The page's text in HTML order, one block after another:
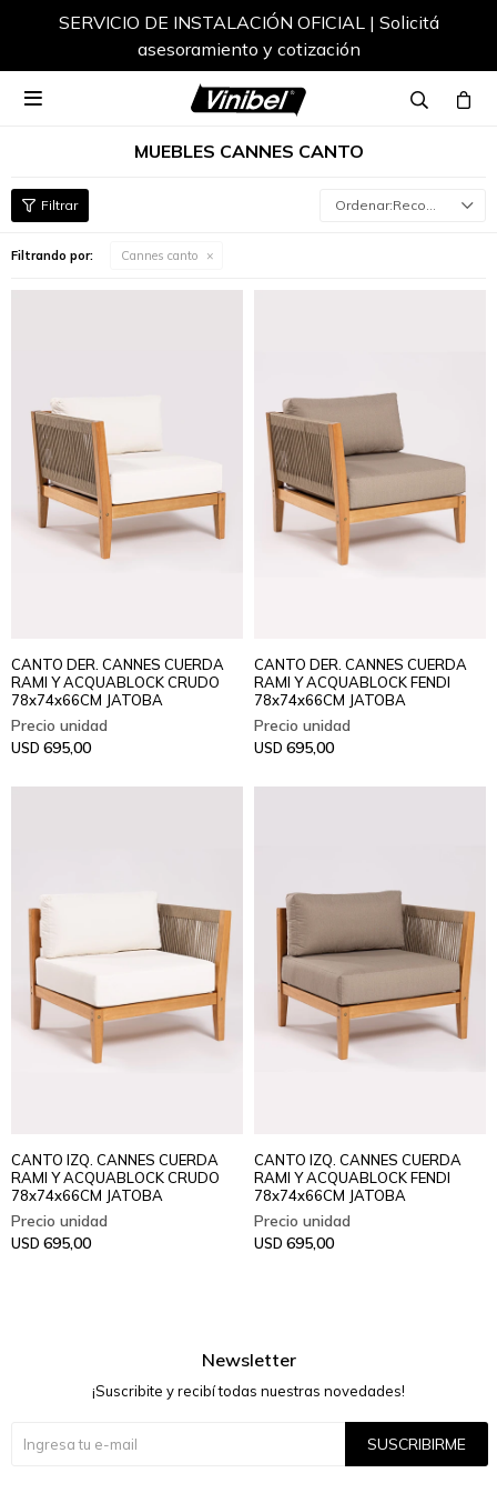
SERVICIO DE INSTALACIÓN OFICIAL | Solicitá
asesoramiento y cotización

MUEBLES CANNES CANTO
Recomendados
Filtrando por: Cannes canto
CANTO DER. CANNES CUERDA
RAMI Y ACQUABLOCK CRUDO
78x74x66CM JATOBA
USD 695,00
CANTO DER. CANNES CUERDA
RAMI Y ACQUABLOCK FENDI
78x74x66CM JATOBA
USD 695,00
CANTO IZQ. CANNES CUERDA
RAMI Y ACQUABLOCK CRUDO
78x74x66CM JATOBA
USD 695,00
CANTO IZQ. CANNES CUERDA
RAMI Y ACQUABLOCK FENDI
78x74x66CM JATOBA
USD 695,00
Newsletter
¡Suscribite y recibí todas nuestras novedades!
SUSCRIBIRME